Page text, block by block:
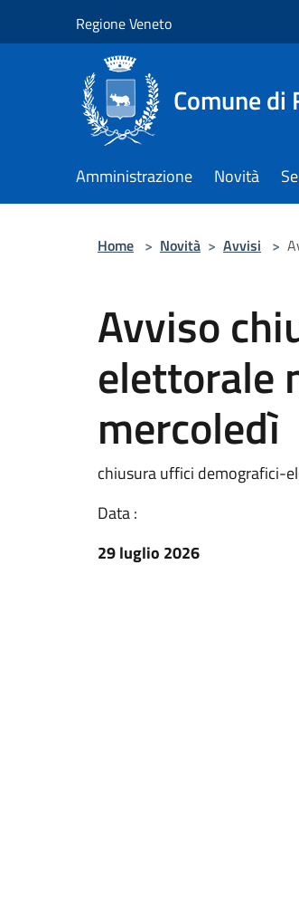
Regione Veneto
Comune di
Amministrazione Novità
Home > Novità > Avvisi >
Avviso
elettorale
mercoledì
chiusura uffici demografici-
Data :
29 luglio 2026